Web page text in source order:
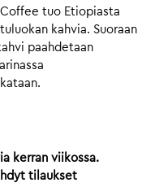
tuo Etiopiasta
kahvia. Suoraan
paahdetaan
kerran viikossa.
tilaukset